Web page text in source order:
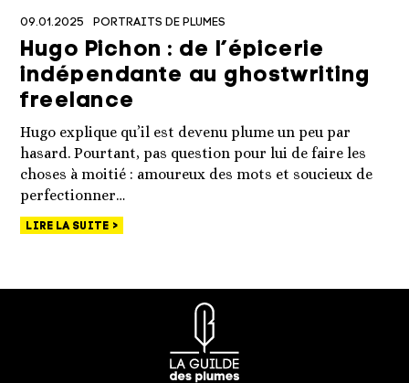
09.01.2025 PORTRAITS DE PLUMES
Hugo Pichon : de l’épicerie
indépendante au ghostwriting
freelance
Hugo explique qu’il est devenu plume un peu par
hasard. Pourtant, pas question pour lui de faire les
choses à moitié : amoureux des mots et soucieux de
perfectionner…
LIRE LA SUITE